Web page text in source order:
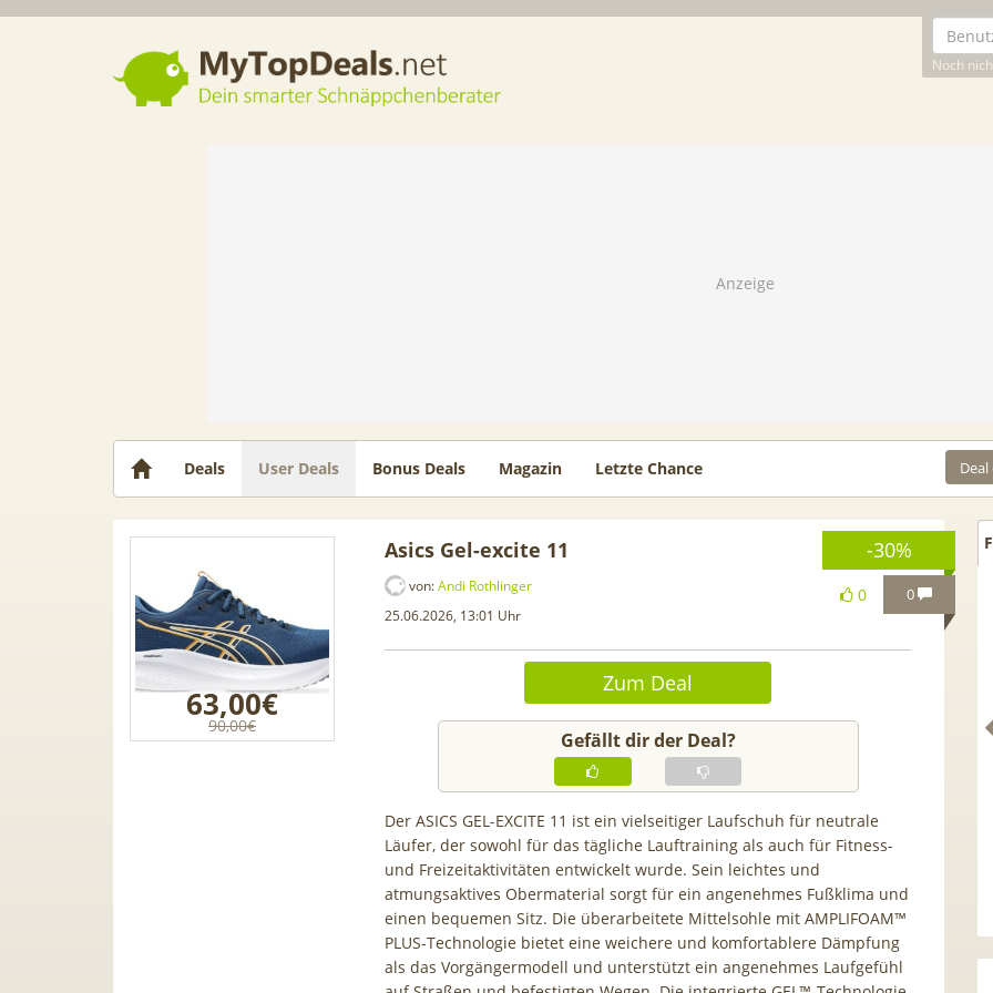
Noch
Dein smarter Schnäppchenberater
Deals User Deals Bonus Deals Magazin Letzte Chance
-30%
0
0
63,00€
90,00€
Asics Gel-excite 11
von:Andi Rothlinger
25.06.2026, 13:01 Uhr
Zum Deal
Gefällt dir der Deal?
Der ASICS GEL-EXCITE 11 ist ein vielseitiger Laufschuh für neutrale
Läufer, der sowohl für das tägliche Lauftraining als auch für Fitness-
und Freizeitaktivitäten entwickelt wurde. Sein leichtes und
atmungsaktives Obermaterial sorgt für ein angenehmes Fußklima und
einen bequemen Sitz. Die überarbeitete Mittelsohle mit AMPLIFOAM™
PLUS-Technologie bietet eine weichere und komfortablere Dämpfung
als das Vorgängermodell und unterstützt ein angenehmes Laufgefühl
📱 Apple iPhone 17 (256GB) für
199€ + 70GB Vodafone 5G für
34,99€ mtl. (+ 100€ Bonus) |
80GB für 29,99€ mit GigaKombi
[Eff. GRATIS!] 📲 Samsung
Galaxy S26 (256GB) für 169€ +
50GB 5G Otelo Vodafone Allnet
für 19,99€ + 50€ BONUS
50€ Wechselbonus! 🎉 50GB
Vodafone Allnet für 7,99€
| 0,00€ Anschlusskosten
5,91€